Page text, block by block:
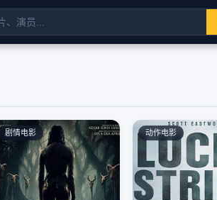
剧情电影 动作电影